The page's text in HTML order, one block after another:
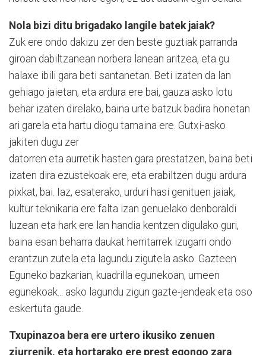
Nola bizi ditu brigadako langile batek jaiak?
Zuk ere ondo dakizu zer den beste guztiak parranda
giroan dabiltzanean norbera lanean aritzea, eta gu
halaxe ibili gara beti santanetan. Beti izaten da lan
gehiago jaietan, eta ardura ere bai, gauza asko lotu
behar izaten direlako, baina urte batzuk badira honetan
ari garela eta hartu diogu tamaina ere. Gutxi-asko
jakiten dugu zer
datorren eta aurretik hasten gara prestatzen, baina beti
izaten dira ezustekoak ere, eta erabiltzen dugu ardura
pixkat, bai. Iaz, esaterako, urduri hasi genituen jaiak,
kultur teknikaria ere falta izan genuelako denboraldi
luzean eta hark ere lan handia kentzen digulako guri,
baina esan beharra daukat herritarrek izugarri ondo
erantzun zutela eta lagundu zigutela asko. Gazteen
Eguneko bazkarian, kuadrilla egunekoan, umeen
egunekoak... asko lagundu zigun gazte-jendeak eta oso
eskertuta gaude.
Txupinazoa bera ere urtero ikusiko zenuen
ziurrenik, eta hortarako ere prest egongo zara